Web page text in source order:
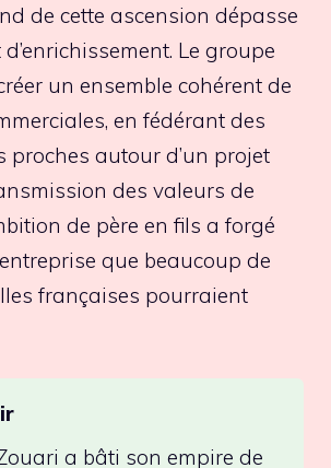
de cette ascension dépasse
Le groupe
un ensemble cohérent de
en fédérant des
proches autour d’un projet
des valeurs de
de père en fils a forgé
que beaucoup de
françaises pourraient
a bâti son empire de